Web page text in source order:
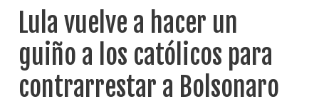
Lula vuelve a hacer un
guiño a los católicos para
contrarrestar a Bolsonaro